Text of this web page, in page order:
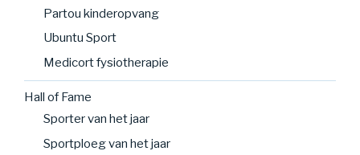
Partou kinderopvang
Ubuntu Sport
Medicort fysiotherapie
Hall of Fame
Sporter van het jaar
Sportploeg van het jaar